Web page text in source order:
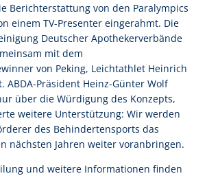
Berichterstattung von den Paralympics
einem TV-Presenter eingerahmt. Die
Deutscher Apothekerverbände
mit dem
von Peking, Leichtathlet Heinrich
ABDA-Präsident Heinz-Günter Wolf
über die Würdigung des Konzepts,
weitere Unterstützung: Wir werden
des Behindertensports das
nächsten Jahren weiter voranbringen.
und weitere Informationen finden